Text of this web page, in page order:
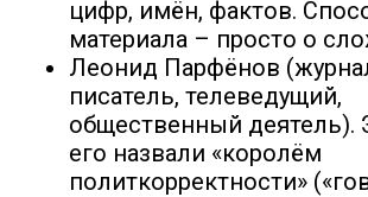
цифр, имён, фактов.
материала – просто о
Леонид Парфёнов
писатель, телеведущий,
общественный деятель).
его назвали «королём
политкорректности»